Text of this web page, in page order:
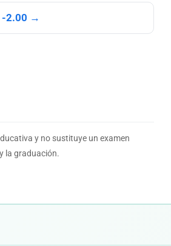
-2.00 →
y no sustituye un examen
la graduación.